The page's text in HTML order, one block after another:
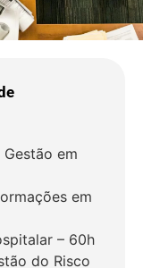
em
em
– 60h
do Risco